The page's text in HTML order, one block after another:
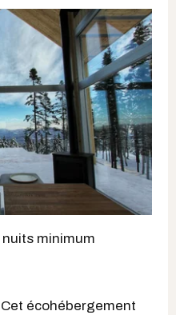
nuits minimum
écohébergement